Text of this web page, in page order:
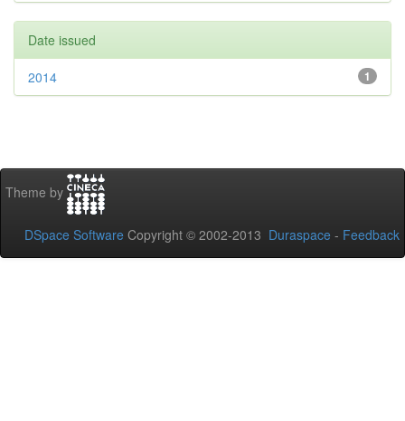
Date issued
1
2014
Theme by
DSpace Software Copyright © 2002-2013 Duraspace - Feedback